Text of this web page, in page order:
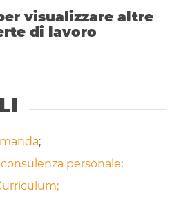
visualizzare altre
di lavoro
;
personale;